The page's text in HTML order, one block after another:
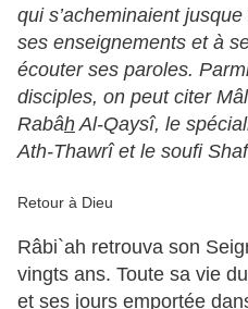
qui s’acheminaient
ses enseignements et à
écouter ses paroles.
disciples, on peut citer
Rabâh Al-Qaysî, le
Ath-Thawrî et le soufi
Retour à Dieu
Râbi`ah retrouva son
vingts ans. Toute sa vie
et ses jours emportée